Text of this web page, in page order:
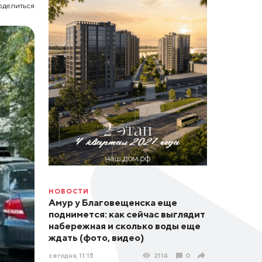
НОВОСТИ
Амур у Благовещенска еще
поднимется: как сейчас выглядит
набережная и сколько воды еще
ждать (фото, видео)
сегодня, 11:15 2114 0